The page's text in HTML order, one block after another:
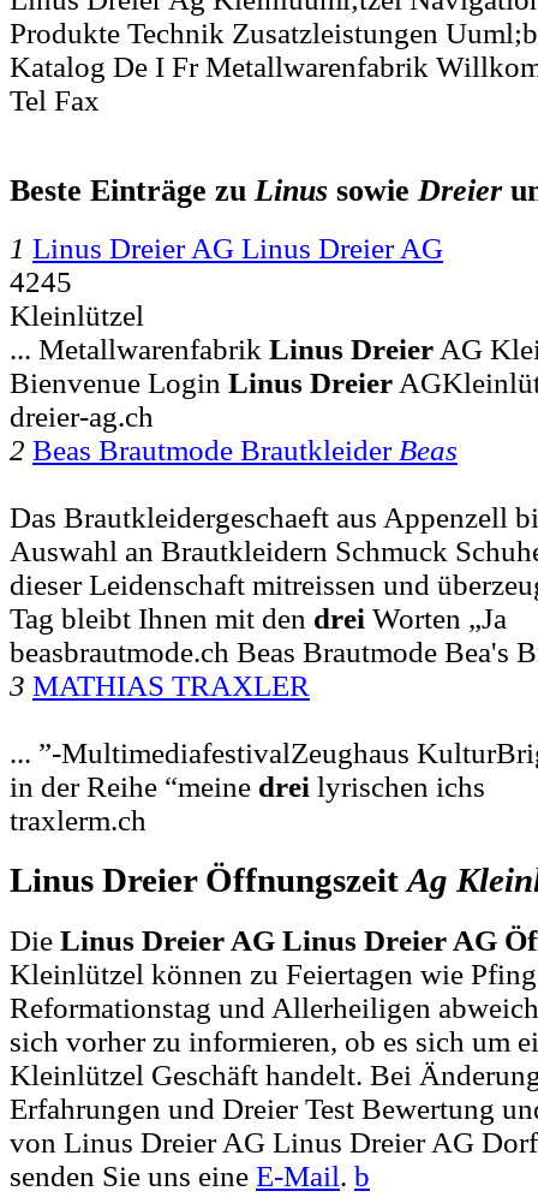
Produkte Technik Zusatzleistungen
Katalog De I Fr Metallwarenfabrik
Tel Fax
Beste Einträge zuLinus sowieDreier
1 Linus Dreier AG Linus Dreier AG
4245
Kleinlützel
... Metallwarenfabrik Linus Dreier AG
Bienvenue Login Linus Dreier
dreier-ag.ch
2 Beas Brautmode Brautkleider Beas
Das Brautkleidergeschaeft aus Appenzell
Auswahl an Brautkleidern Schmuck
dieser Leidenschaft mitreissen und
Tag bleibt Ihnen mit den drei Worten „Ja
beasbrautmode.ch Beas Brautmode Bea's
3 MATHIAS TRAXLER
... ”-MultimediafestivalZeughaus
in der Reihe “meine drei lyrischen ichs
traxlerm.ch
Linus Dreier ÖffnungszeitAg
Die Linus Dreier AG Linus Dreier AG
Kleinlützel können zu Feiertagen wie
Reformationstag und Allerheiligen
sich vorher zu informieren, ob es sich um
Kleinlützel Geschäft handelt. Bei
Erfahrungen und Dreier Test Bewertung
von Linus Dreier AG Linus Dreier AG
senden Sie uns eine E-Mail. b